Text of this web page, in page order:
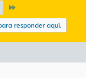
responder aquí.